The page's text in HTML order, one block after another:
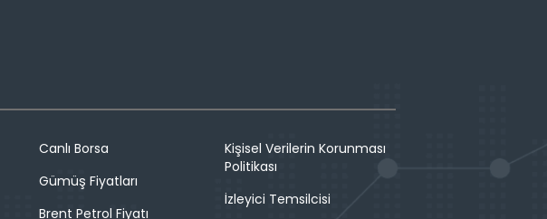
Canlı Borsa
Gümüş Fiyatları
Brent Petrol Fiyatı
Kişisel Verilerin Korunması
Politikası
İzleyici Temsilcisi